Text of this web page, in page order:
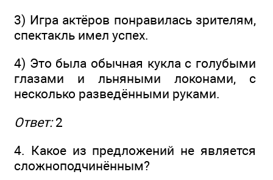
3) Игра актёров понравилась зрителям,
спектакль имел успех.
4) Это была обычная кукла с голубыми
глазами и льняными локонами, с
несколько разведёнными руками.
Ответ:2
4. Какое из предложений не является
сложноподчинённым?